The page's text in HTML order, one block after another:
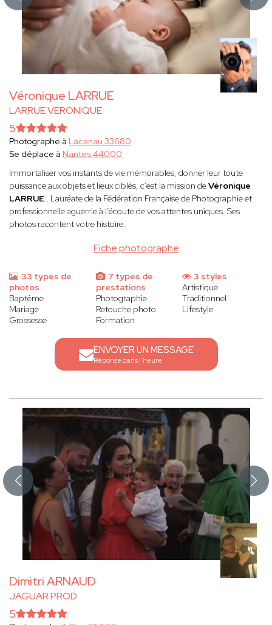
Véronique LARRUE
LARRUE VERONIQUE
Fiche photographe
5
Photographe à Lacanau 33680
Se déplace à Nantes 44000
Immortaliser vos instants de vie mémorables, donner leur toute
puissance aux objets et lieux ciblés, c’est la mission deVéronique
LARRUE , Lauréate de la Fédération Française de Photographie et
professionnelle aguerrie à l’écoute de vos attentes uniques. Ses
photos racontent votre histoire.
33 types de
photos
Baptême
Mariage
Grossesse
7 types de
prestations
Photographie
Retouche photo
Formation
3 styles
Artistique
Traditionnel
Lifestyle
ENVOYER UN MESSAGE
Réponse dans l'heure
Dimitri ARNAUD
JAGUAR PROD
5